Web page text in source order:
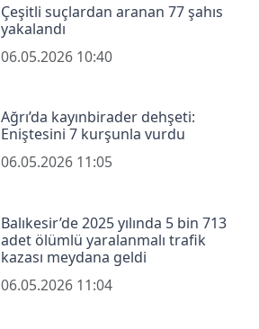
Çeşitli suçlardan aranan 77 şahıs
yakalandı
06.05.2026 10:40
Ağrı’da kayınbirader dehşeti:
Eniştesini 7 kurşunla vurdu
06.05.2026 11:05
Balıkesir’de 2025 yılında 5 bin 713
adet ölümlü yaralanmalı trafik
kazası meydana geldi
06.05.2026 11:04